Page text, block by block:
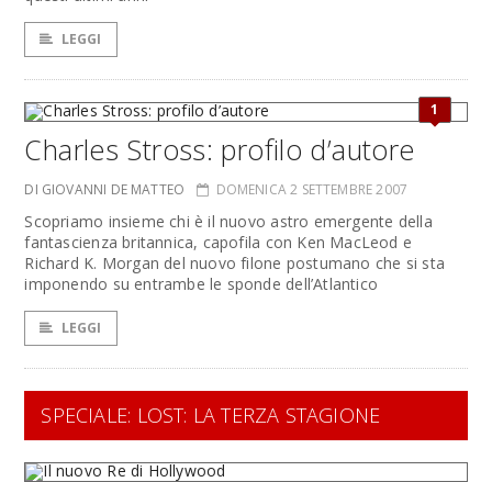
LEGGI
1
Charles Stross: profilo d’autore
DI GIOVANNI DE MATTEO DOMENICA 2 SETTEMBRE 2007
Scopriamo insieme chi è il nuovo astro emergente della
fantascienza britannica, capofila con Ken MacLeod e
Richard K. Morgan del nuovo filone postumano che si sta
imponendo su entrambe le sponde dell’Atlantico
LEGGI
SPECIALE: LOST: LA TERZA STAGIONE